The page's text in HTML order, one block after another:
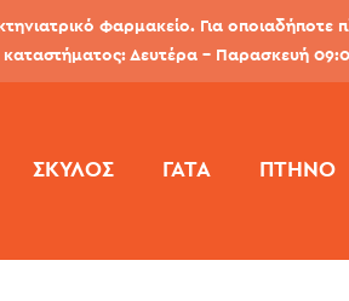
φαρμακείο. Για
Δευτέρα - Παρασκευή
ΣΚΎΛΟΣ ΓΆΤΑ ΠΤΗΝΌ